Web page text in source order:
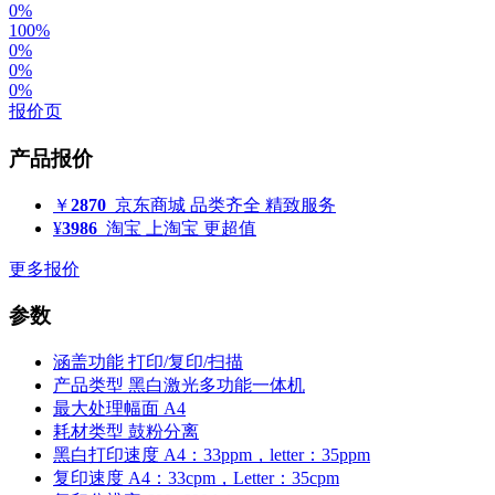
0%
100%
0%
0%
0%
报价页
产品报价
￥2870 京东商城 品类齐全 精致服务
¥3986 淘宝 上淘宝 更超值
更多报价
参数
涵盖功能 打印/复印/扫描
产品类型 黑白激光多功能一体机
最大处理幅面 A4
耗材类型 鼓粉分离
黑白打印速度 A4：33ppm，letter：35ppm
复印速度 A4：33cpm，Letter：35cpm